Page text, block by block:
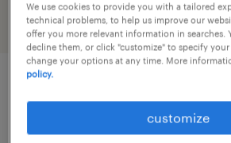
job details
We use cookies to provide you with a tailored
technical problems, to help us improve our
offer you more relevant information in searches.
decline them, or click "customize" to specify your
change your options at any time. More
policy.
customize